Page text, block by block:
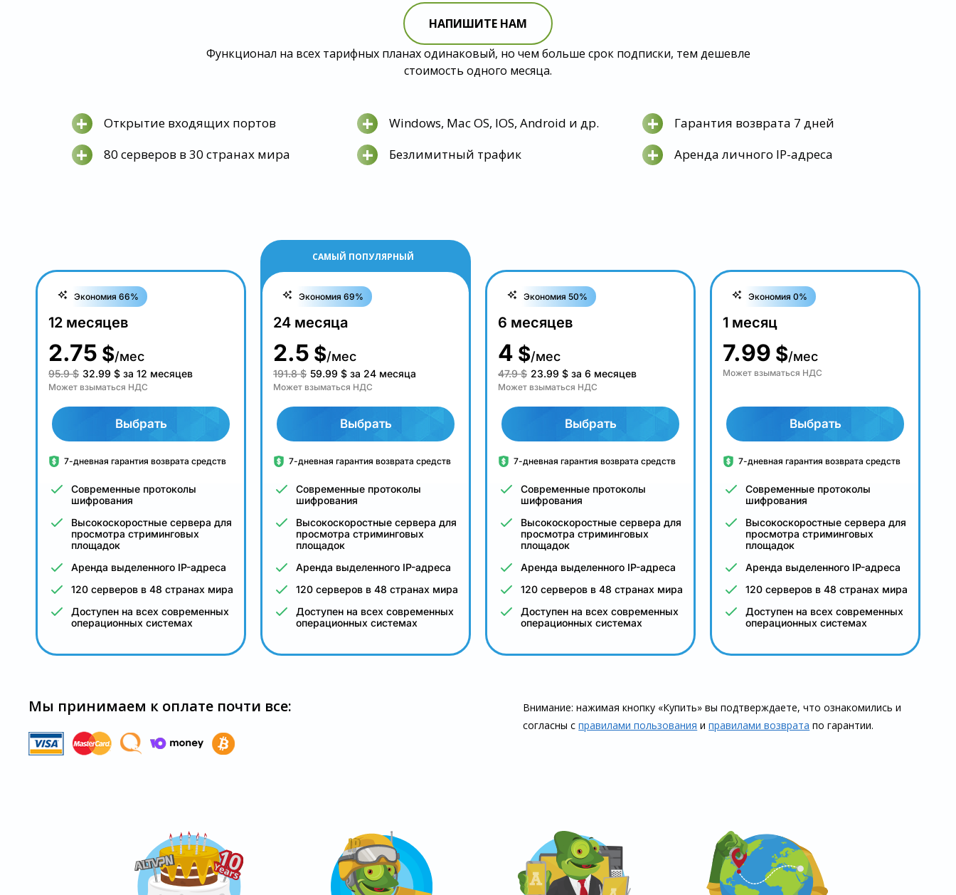
НАПИШИТЕ НАМ
Функционал на всех тарифных планах одинаковый, но чем больше срок подписки, тем дешевле
стоимость одного месяца.
+ Открытие входящих портов + Windows, Mac OS, IOS, Android и др. + Гарантия возврата 7 дней
+ 80 серверов в 30 странах мира + Безлимитный трафик + Аренда личного IP-адреса
САМЫЙ ПОПУЛЯРНЫЙ
Экономия 69%
24 месяца
2.5 $/мес
191.8 $ 59.99 $ за 24 месяца
Может взыматься НДС
Выбрать
7-дневная гарантия возврата средств
Современные протоколы
шифрования
Высокоскоростные сервера для
просмотра стриминговых
площадок
Аренда выделенного IP-адреса
120 серверов в 48 странах мира
Доступен на всех современных
операционных системах
Экономия 66%
12 месяцев
2.75 $/мес
95.9 $ 32.99 $ за 12 месяцев
Может взыматься НДС
Выбрать
7-дневная гарантия возврата средств
Современные протоколы
шифрования
Высокоскоростные сервера для
просмотра стриминговых
площадок
Аренда выделенного IP-адреса
120 серверов в 48 странах мира
Доступен на всех современных
операционных системах
Экономия 50%
6 месяцев
4 $/мес
47.9 $ 23.99 $ за 6 месяцев
Может взыматься НДС
Выбрать
7-дневная гарантия возврата средств
Современные протоколы
шифрования
Высокоскоростные сервера для
просмотра стриминговых
площадок
Аренда выделенного IP-адреса
120 серверов в 48 странах мира
Доступен на всех современных
операционных системах
Экономия 0%
1 месяц
7.99 $/мес
Может взыматься НДС
Выбрать
7-дневная гарантия возврата средств
Современные протоколы
шифрования
Высокоскоростные сервера для
просмотра стриминговых
площадок
Аренда выделенного IP-адреса
120 серверов в 48 странах мира
Доступен на всех современных
операционных системах
Мы принимаем к оплате почти все:
Внимание: нажимая кнопку «Купить» вы подтверждаете, что озна­комились и
согласны справилами пользования иправилами воз­врата по гарантии.